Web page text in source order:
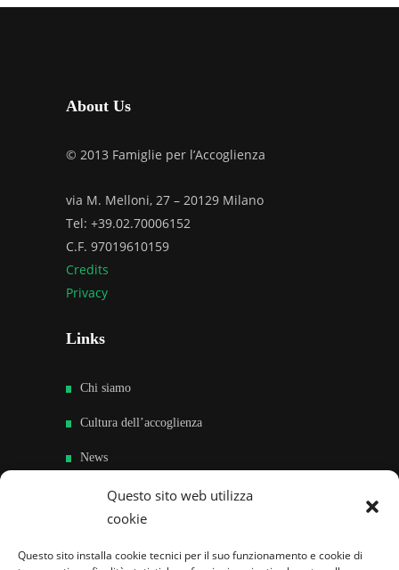
Questo sito web utilizza
cookie
Questo sito installa cookie tecnici per il suo funzionamento e cookie di
About Us
© 2013 Famiglie per l’Accoglienza
via M. Melloni, 27 – 20129 Milano
Tel: +39.02.70006152
C.F. 97019610159
Credits
Privacy
Links
Chi siamo
Cultura dell’accoglienza
News
Sedi e Contatti
Sostieni
Area riservata